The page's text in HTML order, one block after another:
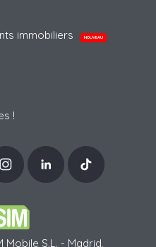
immobiliers
NOUVEAU
!
S.L. - Madrid,